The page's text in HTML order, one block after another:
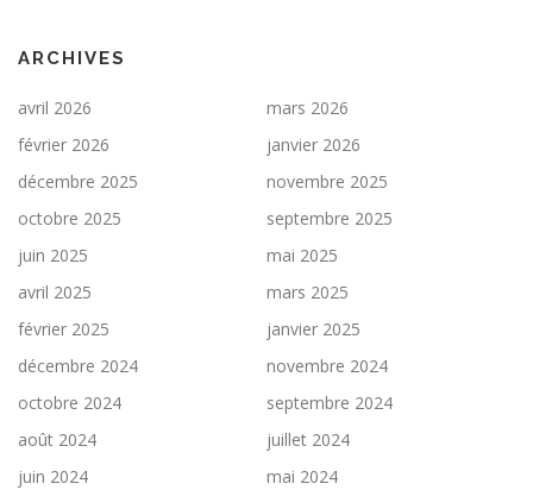
ARCHIVES
avril 2026
mars 2026
février 2026
janvier 2026
décembre 2025
novembre 2025
octobre 2025
septembre 2025
juin 2025
mai 2025
avril 2025
mars 2025
février 2025
janvier 2025
décembre 2024
novembre 2024
octobre 2024
septembre 2024
août 2024
juillet 2024
juin 2024
mai 2024